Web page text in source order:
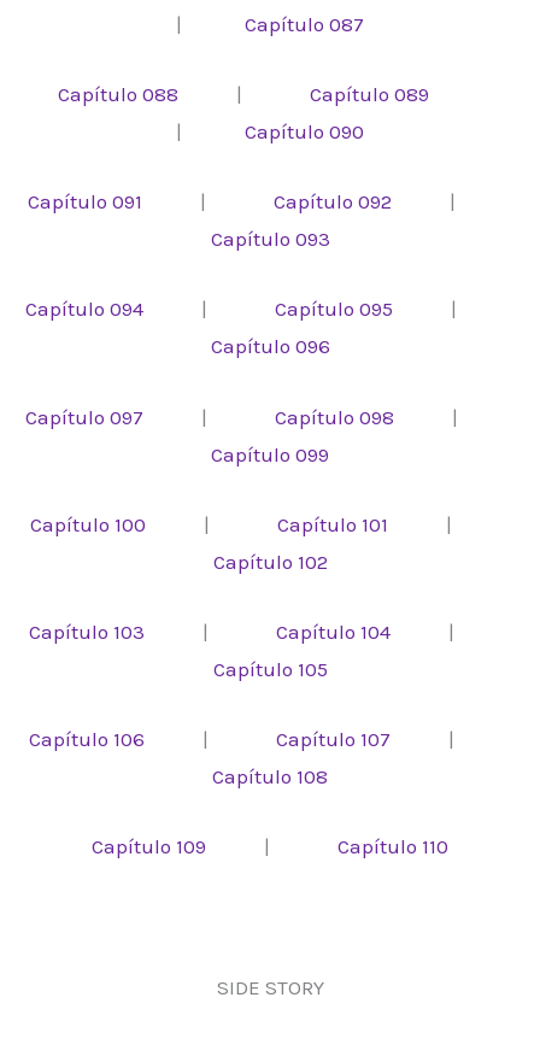
| Capítulo 087
Capítulo 088 | Capítulo 089
| Capítulo 090
Capítulo 091 | Capítulo 092 |
Capítulo 093
Capítulo 094 | Capítulo 095 |
Capítulo 096
Capítulo 097 | Capítulo 098 |
Capítulo 099
Capítulo 100 | Capítulo 101 |
Capítulo 102
Capítulo 103 | Capítulo 104|
Capítulo 105
Capítulo 106 | Capítulo 107 |
Capítulo 108
Capítulo 109 | Capítulo 110
SIDE STORY